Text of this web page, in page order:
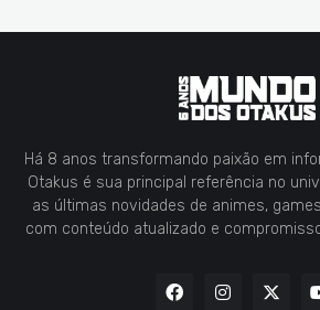
Há 8 anos transformando paixão em
Otakus é sua principal referência no
as últimas novidades de animes,
com conteúdo atualizado e